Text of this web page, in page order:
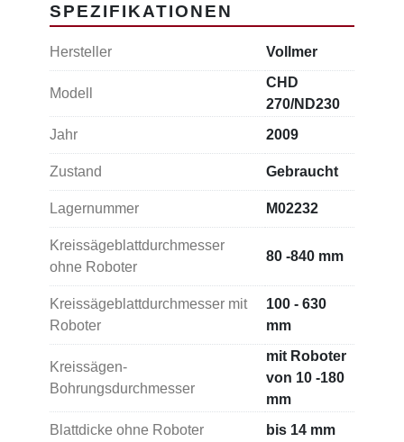
automatische Zentralschmierung,
Absaugung für Öl und Emulsionsnebel,
Alphanumerische Einschubtastatur,
Maschinenleuchte,
Dateneingabestation DES 300 zur Erfassung
inkl. Tastatur, Monitor und Maus,
2 Schleifscheibenaufnahmen,
1 Sägeblattmagnetaufnahme.
SPEZIFIKATIONEN
Hersteller Vollmer
Modell
CHD
270/ND230
Jahr
2009
Zustand Gebraucht
Lagernummer M02232
Kreissägeblattdurchmesser
ohne Roboter
80 -840 mm
Kreissägeblattdurchmesser mit
Roboter
100 - 630
mm
Kreissägen-
Bohrungsdurchmesser
mit Roboter
von 10 -180
mm
Blattdicke ohne Roboter
bis 14 mm